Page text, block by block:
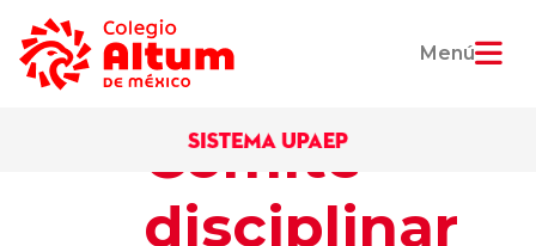
Menú
El
Comité
disciplinar